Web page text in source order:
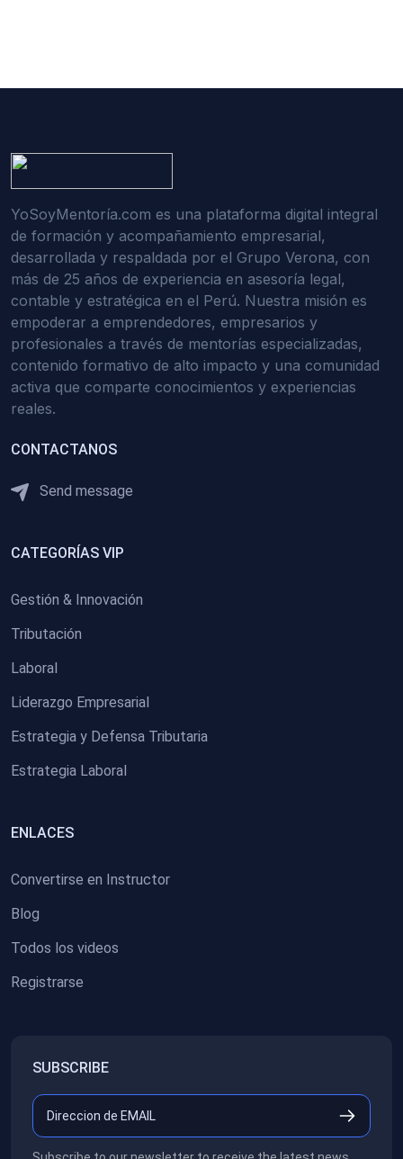
YoSoyMentoría.com es una plataforma digital integral
de formación y acompañamiento empresarial,
desarrollada y respaldada por el Grupo Verona, con
más de 25 años de experiencia en asesoría legal,
contable y estratégica en el Perú. Nuestra misión es
empoderar a emprendedores, empresarios y
profesionales a través de mentorías especializadas,
contenido formativo de alto impacto y una comunidad
activa que comparte conocimientos y experiencias
reales.
CONTACTANOS
Send message
CATEGORÍAS VIP
Gestión & Innovación
Tributación
Laboral
Liderazgo Empresarial
Estrategia y Defensa Tributaria
Estrategia Laboral
ENLACES
Convertirse en Instructor
Blog
Todos los videos
Registrarse
SUBSCRIBE